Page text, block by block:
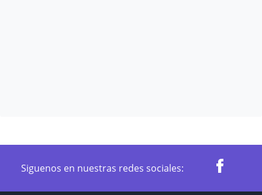
Siguenos en nuestras redes sociales: